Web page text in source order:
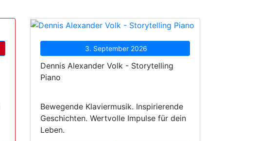
3. September 2026
Dennis Alexander Volk - Storytelling
Piano
Bewegende Klaviermusik. Inspirierende
Geschichten. Wertvolle Impulse für dein
Leben.